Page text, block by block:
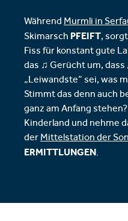
Während Murmli in
Skimarsch PFEIFT,
Fiss für konstant gute
das ♫ Gerücht um, dass
„Leiwandste“ sei, was
Stimmt das denn auch
ganz am Anfang
Kinderland und nehme
der Mittelstation der
ERMITTLUNGEN.